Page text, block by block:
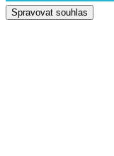
Spravovat souhlas